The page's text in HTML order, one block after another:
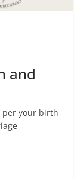
and
per your birth